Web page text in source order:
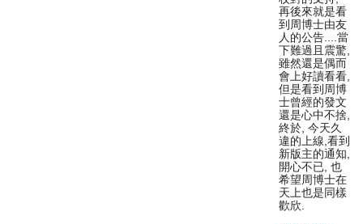
再後來就是看
到周博士由友
人的公告....當
下難過且震驚,
雖然還是偶而
會上好讀看看,
但是看到周博
士曾經的發文
還是心中不捨,
終於, 今天久
違的上線,看到
新版主的通知,
開心不已, 也
希望周博士在
天上也是同樣
歡欣.